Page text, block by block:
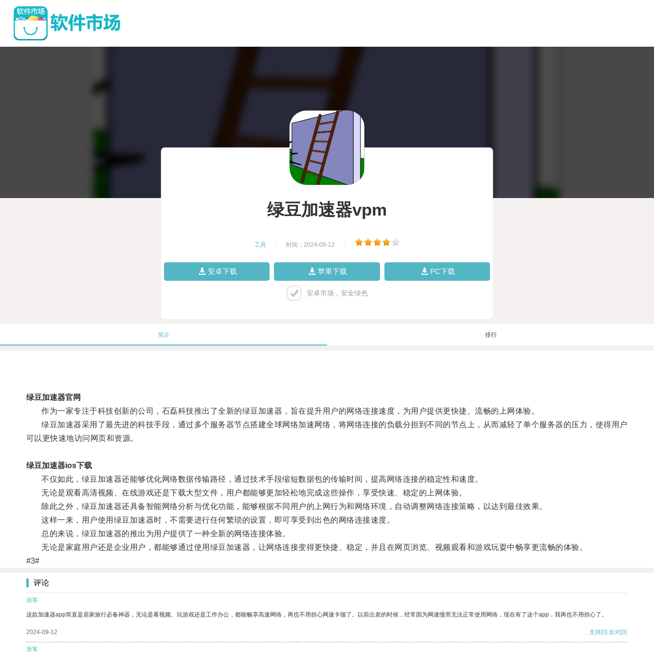
绿豆加速器vpm
工具 时间：2024-09-12
安卓下载 苹果下载 PC下载
安卓市场，安全绿色
简介 排行
绿豆加速器官网
作为一家专注于科技创新的公司，石磊科技推出了全新的绿豆加速器，旨在提升用户的网络连接速度，为用户提供更快捷、流畅的上网体验。
绿豆加速器采用了最先进的科技手段，通过多个服务器节点搭建全球网络加速网络，将网络连接的负载分担到不同的节点上，从而减轻了单个服务器的压力，使得用户
可以更快速地访问网页和资源。
绿豆加速器ios下载
不仅如此，绿豆加速器还能够优化网络数据传输路径，通过技术手段缩短数据包的传输时间，提高网络连接的稳定性和速度。
无论是观看高清视频、在线游戏还是下载大型文件，用户都能够更加轻松地完成这些操作，享受快速、稳定的上网体验。
除此之外，绿豆加速器还具备智能网络分析与优化功能，能够根据不同用户的上网行为和网络环境，自动调整网络连接策略，以达到最佳效果。
这样一来，用户使用绿豆加速器时，不需要进行任何繁琐的设置，即可享受到出色的网络连接速度。
总的来说，绿豆加速器的推出为用户提供了一种全新的网络连接体验。
无论是家庭用户还是企业用户，都能够通过使用绿豆加速器，让网络连接变得更快捷、稳定，并且在网页浏览、视频观看和游戏玩耍中畅享更流畅的体验。
#3#
评论
游客
这款加速器app简直是居家旅行必备神器，无论是看视频、玩游戏还是工作办公，都能畅享高速网络，再也不用担心网速卡顿了。以前出差的时候，经常因为网速慢而无法正常使用网络，现在有了这个app，我再也不用担心了。
2024-09-12 支持[0] 反对[0]
游客